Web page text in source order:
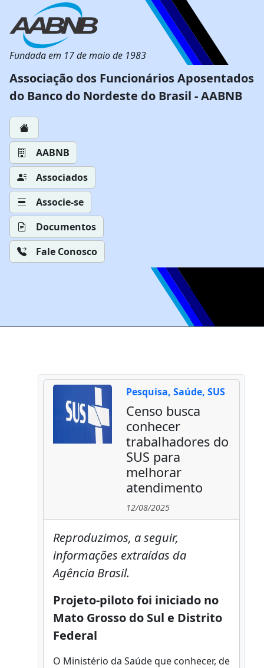
Fundada em 17 de maio de 1983
Associação dos Funcionários Aposentados
do Banco do Nordeste do Brasil - AABNB
AABNB
Associados
Associe-se
Documentos
Fale Conosco
Pesquisa, Saúde, SUS
Censo busca
conhecer
trabalhadores do
SUS para
melhorar
atendimento
12/08/2025
Reproduzimos, a seguir,
informações extraídas da
Agência Brasil.
Projeto-piloto foi iniciado no
Mato Grosso do Sul e Distrito
Federal
O Ministério da Saúde que conhecer, de